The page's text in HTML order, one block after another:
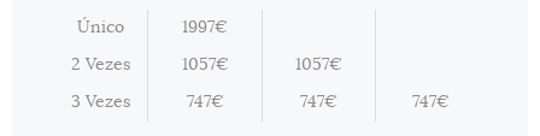
Único 1997€
2 Vezes 1057€ 1057€
3 Vezes 747€ 747€ 747€